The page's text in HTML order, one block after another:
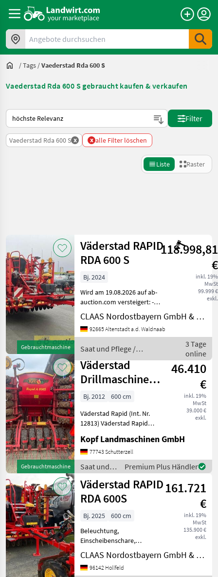
Angebote durchsuchen
/Tags /Vaederstad Rda 600 S
Vaederstad Rda 600 S gebraucht kaufen & verkaufen
So wird auf Landwirt.com sortiert
Filter
Vaederstad Rda 600 S x x alle Filter löschen
Liste Raster
Kategorie 2 Land Filter
AKTUELLER
PFAD
Vaederstad
Rda 600 S
KATEGORIE
WÄHLEN
Landtechnik
10
MARKTPLATZ
Marktplatz Händlerangebote Kleinanzeigen
Zurücksetzen
10
Ergebnisse
anzeigen
Gebrauchtmaschine
Väderstad RAPID
RDA 600 S
118.998,81
€
inkl. 19%
MwSt
99.999 €
exkl.
Bj. 2024
Wird am 19.08.2026 auf ab-
auction.com versteigert: -
Väderstad Rapid RDA 600 S -
Baujahr: 2024 - Demo-
Maschine. Betriebsstunden:
430 Hekta
CLAAS Nordostbayern GmbH & Co. KG, Altenstadt
92665 Altenstadt a.d. Waldnaab
Saat und Pflege /
Väderstad
3 Tage
online
Gebrauchtmaschine
Väderstad
Drillmaschine
Rapid RDA 600S
46.410
€
inkl. 19%
MwSt
39.000 €
exkl.
Bj. 2012
600 cm
Väderstad Rapid (Int. Nr.
12813) Väderstad Rapid
Baujahr 2012 mit Disc-
System AGGRESIV (wie bei
Carrier) mit Crossboard
guter Zustand Arbeits
Kopf Landmaschinen GmbH
77743 Schutterzell
Saat und
Pflege /
Väderstad
Premium Plus Händler
Väderstad RAPID
RDA 600S
161.721
€
inkl. 19%
MwSt
135.900 €
exkl.
Bj. 2025
600 cm
Beleuchtung,
Einscheibenschare,
Fahrwerk, hydr.
Saatmengenverstellung
11348125 -
CLAAS Nordostbayern GmbH & Co. KG, Hollfeld
96142 Hollfeld